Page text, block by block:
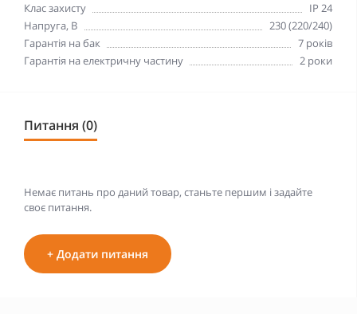
Клас захисту
IP 24
Напруга, В
230 (220/240)
Гарантія на бак
7 років
Гарантія на електричну частину
2 роки
Питання (0)
Немає питань про даний товар, станьте першим і задайте
своє питання.
+ Додати питання